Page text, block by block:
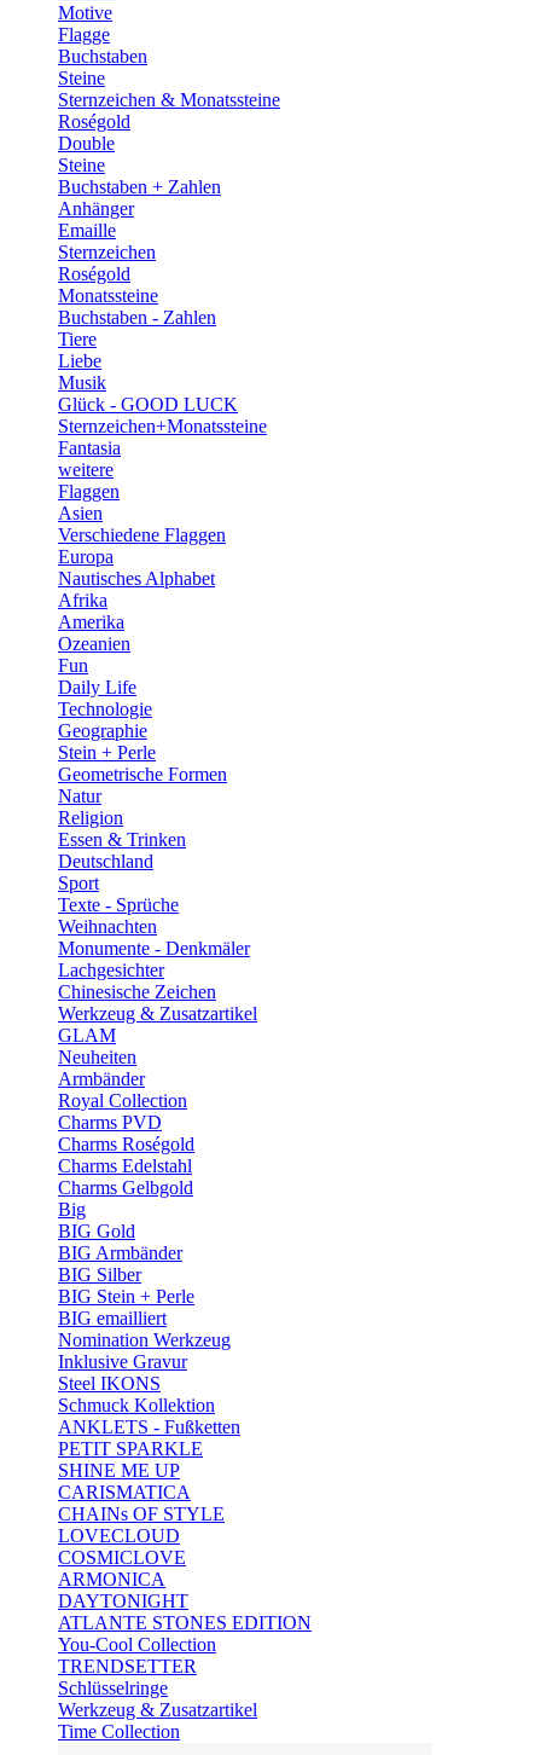
Motive
Flagge
Buchstaben
Steine
Sternzeichen & Monatssteine
Roségold
Double
Steine
Buchstaben + Zahlen
Anhänger
Emaille
Sternzeichen
Roségold
Monatssteine
Buchstaben - Zahlen
Tiere
Liebe
Musik
Glück - GOOD LUCK
Sternzeichen+Monatssteine
Fantasia
weitere
Flaggen
Asien
Verschiedene Flaggen
Europa
Nautisches Alphabet
Afrika
Amerika
Ozeanien
Fun
Daily Life
Technologie
Geographie
Stein + Perle
Geometrische Formen
Natur
Religion
Essen & Trinken
Deutschland
Sport
Texte - Sprüche
Weihnachten
Monumente - Denkmäler
Lachgesichter
Chinesische Zeichen
Werkzeug & Zusatzartikel
GLAM
Neuheiten
Armbänder
Royal Collection
Charms PVD
Charms Roségold
Charms Edelstahl
Charms Gelbgold
Big
BIG Gold
BIG Armbänder
BIG Silber
BIG Stein + Perle
BIG emailliert
Nomination Werkzeug
Inklusive Gravur
Steel IKONS
Schmuck Kollektion
ANKLETS - Fußketten
PETIT SPARKLE
SHINE ME UP
CARISMATICA
CHAINs OF STYLE
LOVECLOUD
COSMICLOVE
ARMONICA
DAYTONIGHT
ATLANTE STONES EDITION
You-Cool Collection
TRENDSETTER
Schlüsselringe
Werkzeug & Zusatzartikel
Time Collection